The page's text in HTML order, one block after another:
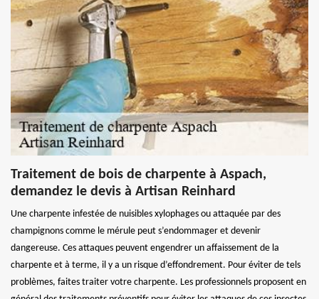
Traitement de bois de charpente à Aspach,
demandez le devis à Artisan Reinhard
Une charpente infestée de nuisibles xylophages ou attaquée par des
champignons comme le mérule peut s’endommager et devenir
dangereuse. Ces attaques peuvent engendrer un affaissement de la
charpente et à terme, il y a un risque d’effondrement. Pour éviter de tels
problèmes, faites traiter votre charpente. Les professionnels proposent en